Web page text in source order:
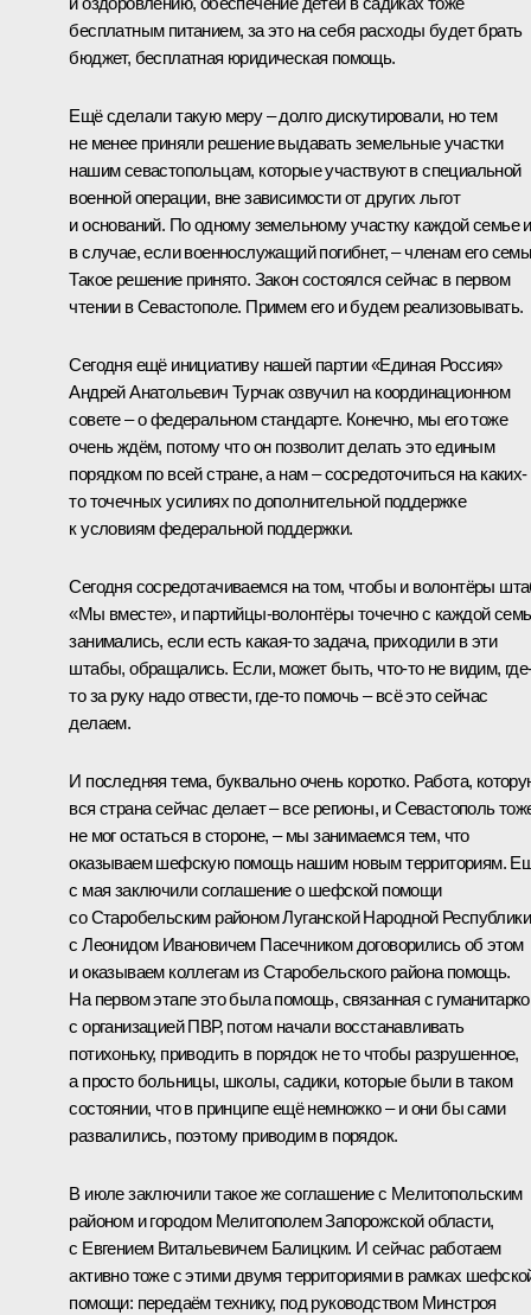
бесплатным питанием, за это на себя расходы будет брать
бюджет, бесплатная юридическая помощь.
Ещё сделали такую меру – долго дискутировали, но тем
не менее приняли решение выдавать земельные участки
нашим севастопольцам, которые участвуют в специальной
военной операции, вне зависимости от других льгот
и оснований. По одному земельному участку каждой семье
в случае, если военнослужащий погибнет, – членам его
Такое решение принято. Закон состоялся сейчас в первом
чтении в Севастополе. Примем его и будем реализовывать.
Сегодня ещё инициативу нашей партии «Единая Россия»
Андрей Анатольевич Турчакозвучил на координационном
совете – о федеральном стандарте. Конечно, мы его тоже
очень ждём, потому что он позволит делать это единым
порядком по всей стране, а нам – сосредоточиться на каких-
то точечных усилиях по дополнительной поддержке
к условиям федеральной поддержки.
Сегодня сосредотачиваемся на том, чтобы и волонтёры
«Мы вместе», и партийцы-волонтёры точечно с каждой
занимались, если есть какая-то задача, приходили в эти
штабы, обращались. Если, может быть, что-то не видим,
то за руку надо отвести, где-то помочь – всё это сейчас
делаем.
И последняя тема, буквально очень коротко. Работа,
вся страна сейчас делает – все регионы, и Севастополь
не мог остаться в стороне, – мы занимаемся тем, что
оказываем шефскую помощь нашим новым территориям.
с мая заключили соглашение о шефской помощи
со Старобельским районом Луганской Народной
сЛеонидом Ивановичем Пасечникомдоговорились об этом
и оказываем коллегам из Старобельского района помощь.
На первом этапе это была помощь, связанная с
с организацией ПВР, потом начали восстанавливать
потихоньку, приводить в порядок не то чтобы разрушенное,
а просто больницы, школы, садики, которые были в таком
состоянии, что в принципе ещё немножко – и они бы сами
развалились, поэтому приводим в порядок.
В июле заключили такое же соглашение с Мелитопольским
районом и городом Мелитополем Запорожской области,
с Евгением Витальевичем Балицким. И сейчас работаем
активно тоже с этими двумя территориями в рамках
помощи: передаём технику, под руководством Минстроя